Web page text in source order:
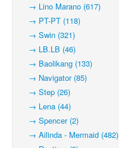
→ Lino Marano (617)
→ PT-PT (118)
→ Swin (321)
→ LB.LB (46)
→ Baolikang (133)
→ Navigator (85)
→ Step (26)
→ Lena (44)
→ Spencer (2)
→ Ailinda - Mermaid (482)